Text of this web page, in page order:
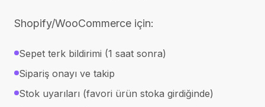
Shopify/WooCommerce için:
Sepet terk bildirimi (1 saat sonra)
Sipariş onayı ve takip
Stok uyarıları (favori ürün stoka girdiğinde)